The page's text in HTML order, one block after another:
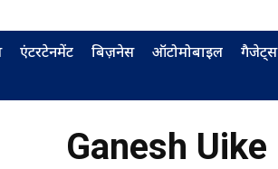
एंटरटेनमेंट बिज़नेस ऑटोमोबाइल गैजेट्स
Ganesh Uike